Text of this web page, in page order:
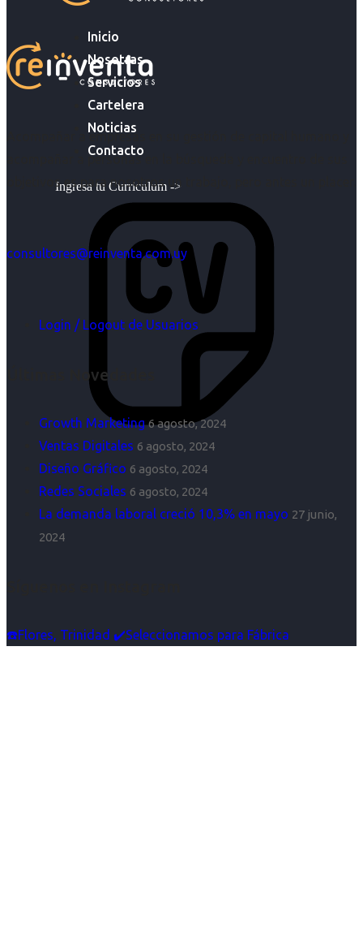
Inicio
Nosotras
Servicios
Cartelera
Noticias
Contacto
Ingresa tu Curriculum ->
Acompañar a empresas en su gestión de capital humano y
acompañar a personas en la búsqueda y encuentro de sus
objetivos es para nosotros un trabajo, pero antes un placer.
consultores@reinventa.com.uy
Login / Logout de Usuarios
Últimas Novedades
Growth Marketing 6 agosto, 2024
Ventas Digitales 6 agosto, 2024
Diseño Gráfico 6 agosto, 2024
Redes Sociales 6 agosto, 2024
La demanda laboral creció 10,3% en mayo 27 junio,
2024
☎️Flores, Trinidad ✔️Seleccionamos para Fábrica